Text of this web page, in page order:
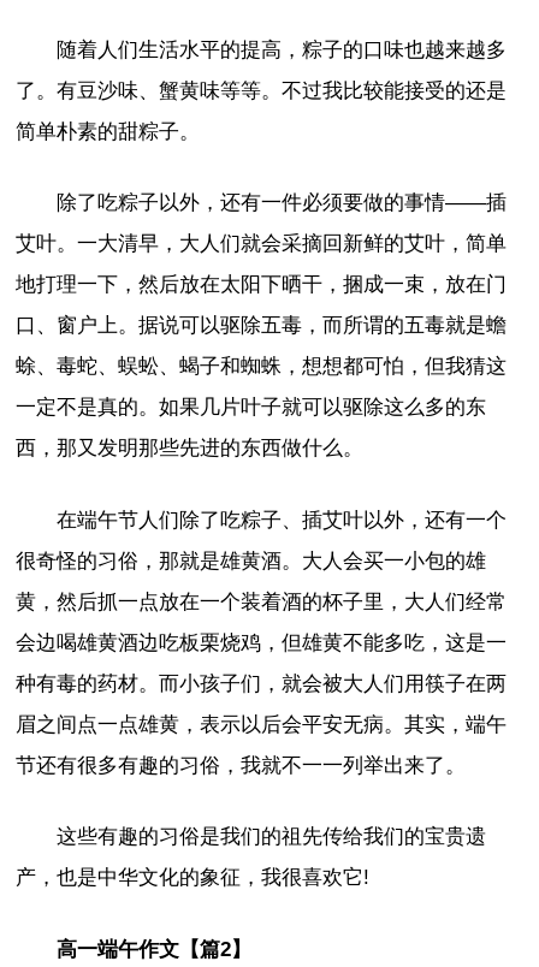
随着人们生活水平的提高，粽子的口味也越来越多
了。有豆沙味、蟹黄味等等。不过我比较能接受的还是
简单朴素的甜粽子。
除了吃粽子以外，还有一件必须要做的事情——插
艾叶。一大清早，大人们就会采摘回新鲜的艾叶，简单
地打理一下，然后放在太阳下晒干，捆成一束，放在门
口、窗户上。据说可以驱除五毒，而所谓的五毒就是蟾
蜍、毒蛇、蜈蚣、蝎子和蜘蛛，想想都可怕，但我猜这
一定不是真的。如果几片叶子就可以驱除这么多的东
西，那又发明那些先进的东西做什么。
在端午节人们除了吃粽子、插艾叶以外，还有一个
很奇怪的习俗，那就是雄黄酒。大人会买一小包的雄
黄，然后抓一点放在一个装着酒的杯子里，大人们经常
会边喝雄黄酒边吃板栗烧鸡，但雄黄不能多吃，这是一
种有毒的药材。而小孩子们，就会被大人们用筷子在两
眉之间点一点雄黄，表示以后会平安无病。其实，端午
节还有很多有趣的习俗，我就不一一列举出来了。
这些有趣的习俗是我们的祖先传给我们的宝贵遗
产，也是中华文化的象征，我很喜欢它!
高一端午作文【篇2】